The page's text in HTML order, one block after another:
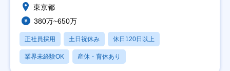
東京都
380万~650万
正社員採用 土日祝休み 休日120日以上
業界未経験OK 産休・育休あり